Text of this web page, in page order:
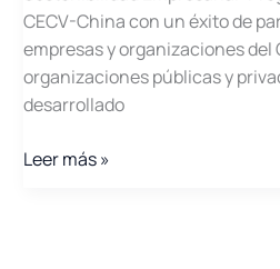
CECV-China con un éxito de
empresas y organizaciones del
organizaciones públicas y
desarrollado
Foro
Leer más »